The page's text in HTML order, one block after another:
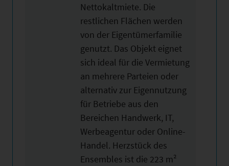
Nettokaltmiete. Die
restlichen Flächen werden
von der Eigentümerfamilie
genutzt. Das Objekt eignet
sich ideal für die Vermietung
an mehrere Parteien oder
alternativ zur Eigennutzung
für Betriebe aus den
Bereichen Handwerk, IT,
Werbeagentur oder Online-
Handel. Herzstück des
Ensembles ist die 223 m²